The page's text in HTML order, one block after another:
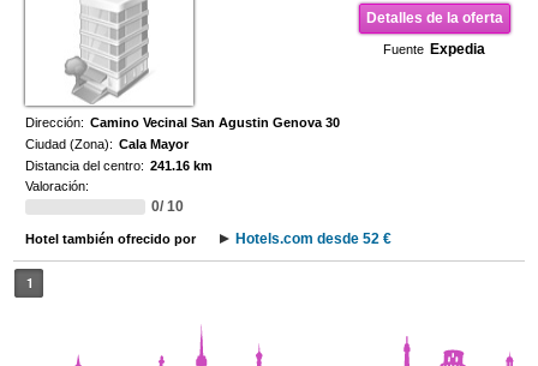
Detalles de la oferta
Fuente Expedia
Dirección: Camino Vecinal San Agustin Genova 30
Ciudad (Zona): Cala Mayor
Distancia del centro: 241.16 km
Valoración:
0/ 10
Hotel también ofrecido por Hotels.com desde 52 €
1